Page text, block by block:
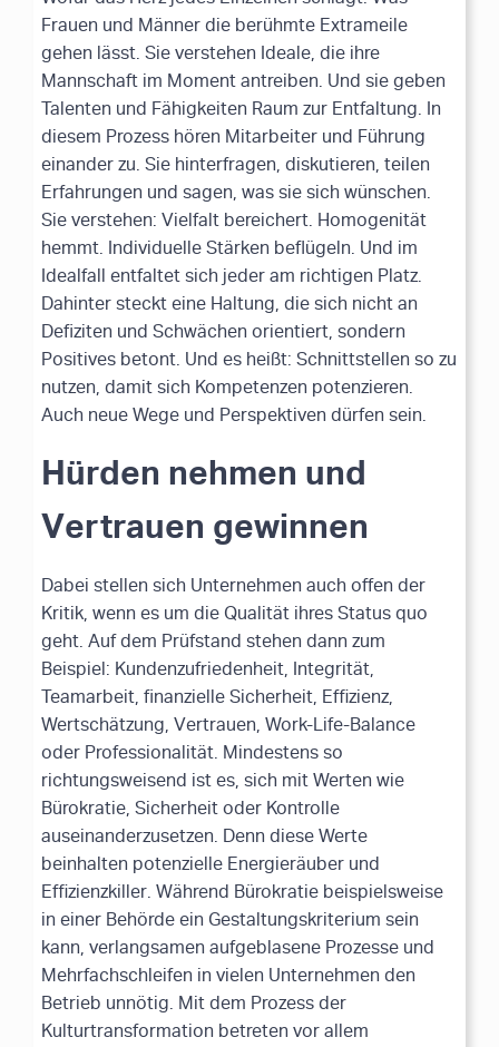
Frauen und Männer die berühmte Extrameile
gehen lässt. Sie verstehen Ideale, die ihre
Mannschaft im Moment antreiben. Und sie geben
Talenten und Fähigkeiten Raum zur Entfaltung. In
diesem Prozess hören Mitarbeiter und Führung
einander zu. Sie hinterfragen, diskutieren, teilen
Erfahrungen und sagen, was sie sich wünschen.
Sie verstehen: Vielfalt bereichert. Homogenität
hemmt. Individuelle Stärken beflügeln. Und im
Idealfall entfaltet sich jeder am richtigen Platz.
Dahinter steckt eine Haltung, die sich nicht an
Defiziten und Schwächen orientiert, sondern
Positives betont. Und es heißt: Schnittstellen so zu
nutzen, damit sich Kompetenzen potenzieren.
Auch neue Wege und Perspektiven dürfen sein.
Hürden nehmen und
Vertrauen gewinnen
Dabei stellen sich Unternehmen auch offen der
Kritik, wenn es um die Qualität ihres Status quo
geht. Auf dem Prüfstand stehen dann zum
Beispiel: Kundenzufriedenheit, Integrität,
Teamarbeit, finanzielle Sicherheit, Effizienz,
Wertschätzung, Vertrauen, Work-Life-Balance
oder Professionalität. Mindestens so
richtungsweisend ist es, sich mit Werten wie
Bürokratie, Sicherheit oder Kontrolle
auseinanderzusetzen. Denn diese Werte
beinhalten potenzielle Energieräuber und
Effizienzkiller. Während Bürokratie beispielsweise
in einer Behörde ein Gestaltungskriterium sein
kann, verlangsamen aufgeblasene Prozesse und
Mehrfachschleifen in vielen Unternehmen den
Betrieb unnötig. Mit dem Prozess der
Kulturtransformation betreten vor allem